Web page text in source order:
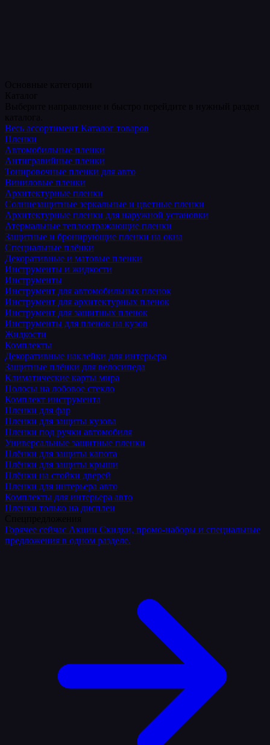
Весь ассортимент Каталог товаров
Пленки
Автомобильные пленки
Антигравийные пленки
Тонировочные пленки для авто
Виниловые пленки
Архитектурные пленки
Солнцезащитные зеркальные и цветные пленки
Архитектурные пленки для наружной установки
Атермальные теплоотражающие пленки
Защитные и бронирующие пленки на окна
Специальные плёнки
Декоративные и матовые пленки
Инструменты и жидкости
Инструменты
Инструмент для автомобильных пленок
Инструмент для архитектурных пленок
Инструмент для защитных пленок
Инструменты для пленок на кузов
Жидкости
Комплекты
Декоративные наклейки для интерьера
Защитные плёнки для велосипеда
Климатические карты мира
Полосы на лобовое стекло
Комплект инструмента
Пленки для фар
Пленки для защиты кузова
Пленки под ручки автомобиля
Универсальные защитные пленки
Плёнки для защиты капота
Плёнки для защиты крыши
Плёнки на стойки дверей
Пленки для интерьера авто
Комплекты для интерьера авто
Пленки только на дисплеи
Горячее сейчас Акции Скидки, промо-наборы и специальные
предложения в одном разделе.